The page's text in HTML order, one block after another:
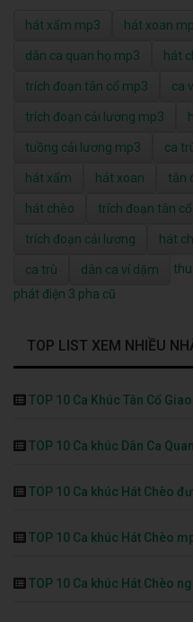
hát xẩm mp3 hát xoan
dân ca quan họ mp3 hát
trích đoạn tân cổ mp3 ca
trích đoạn cải lương mp3
tuồng cải lương mp3 ca
hát xẩm hát xoan tân
hát chèo trích đoạn tân cổ
trích đoạn cải lương hát
ca trù dân ca ví dặm
phát điện 3 pha cũ
TOP LIST XEM NHIỀU
TOP 10 Ca Khúc Tân Cổ
TOP 10 Ca khúc Dân Ca
TOP 10 Ca khúc Hát Chèo
TOP 10 Ca khúc Hát Chèo
TOP 10 Ca khúc Hát Chèo